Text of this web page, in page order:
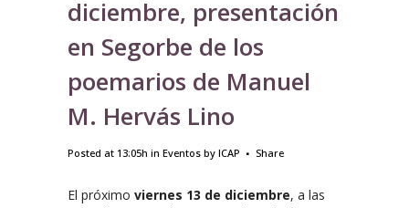
diciembre, presentación
en Segorbe de los
poemarios de Manuel
M. Hervás Lino
Posted at 13:05h in Eventos by ICAP Share
El próximo viernes 13 de diciembre, a las